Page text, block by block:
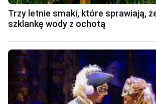
Trzy letnie smaki, które sprawiają,
szklankę wody z ochotą